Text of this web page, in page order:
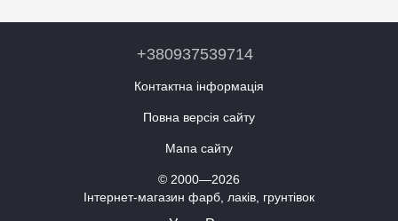
+380937539714
Контактна інформація
Повна версія сайту
Мапа сайту
© 2000—2026
Інтернет-магазин фарб, лаків, грунтівок